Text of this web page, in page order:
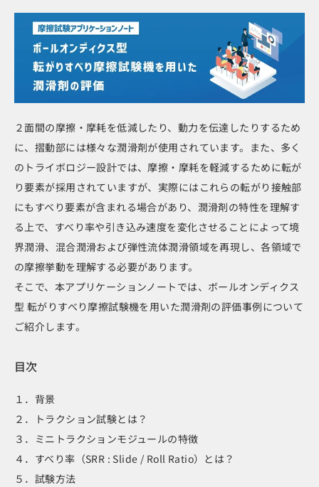
２面間の摩擦・摩耗を低減したり、動力を伝達したりするため
に、摺動部には様々な潤滑剤が使用されています。また、多く
のトライボロジー設計では、摩擦・摩耗を軽減するために転が
り要素が採用されていますが、実際にはこれらの転がり接触部
にもすべり要素が含まれる場合があり、潤滑剤の特性を理解す
る上で、すべり率や引き込み速度を変化させることによって境
界潤滑、混合潤滑および弾性流体潤滑領域を再現し、各領域で
の摩擦挙動を理解する必要があります。
そこで、本アプリケーションノートでは、ボールオンディクス
型 転がりすべり摩擦試験機を用いた潤滑剤の評価事例について
ご紹介します。
目次
１．背景
２．トラクション試験とは？
３．ミニトラクションモジュールの特徴
４．すべり率（SRR : Slide / Roll Ratio）とは？
５．試験方法